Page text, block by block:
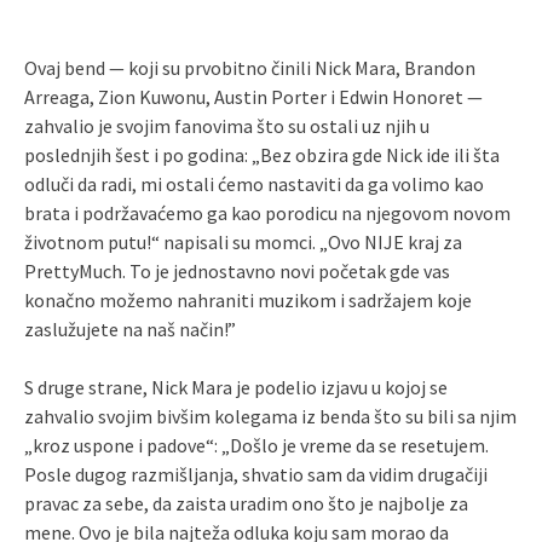
Ovaj bend — koji su prvobitno činili Nick Mara, Brandon
Arreaga, Zion Kuwonu, Austin Porter i Edwin Honoret —
zahvalio je svojim fanovima što su ostali uz njih u
poslednjih šest i po godina: „Bez obzira gde Nick ide ili šta
odluči da radi, mi ostali ćemo nastaviti da ga volimo kao
brata i podržavaćemo ga kao porodicu na njegovom novom
životnom putu!“ napisali su momci. „Ovo NIJE kraj za
PrettyMuch. To je jednostavno novi početak gde vas
konačno možemo nahraniti muzikom i sadržajem koje
zaslužujete na naš način!”
S druge strane, Nick Mara je podelio izjavu u kojoj se
zahvalio svojim bivšim kolegama iz benda što su bili sa njim
„kroz uspone i padove“: „Došlo je vreme da se resetujem.
Posle dugog razmišljanja, shvatio sam da vidim drugačiji
pravac za sebe, da zaista uradim ono što je najbolje za
mene. Ovo je bila najteža odluka koju sam morao da